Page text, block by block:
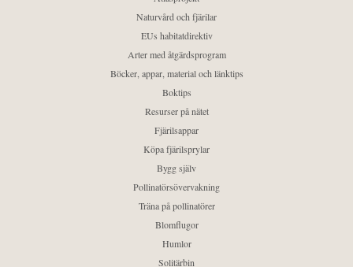
Naturvård och fjärilar
EUs habitatdirektiv
Arter med åtgärdsprogram
Böcker, appar, material och länktips
Boktips
Resurser på nätet
Fjärilsappar
Köpa fjärilsprylar
Bygg själv
Pollinatörsövervakning
Träna på pollinatörer
Blomflugor
Humlor
Solitärbin